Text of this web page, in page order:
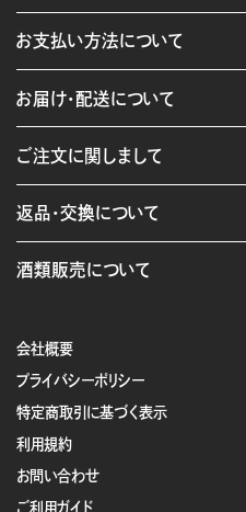
会社概要
プライバシーポリシー
特定商取引に基づく表示
利用規約
お問い合わせ
ご利用ガイド
お支払い方法について
お届け・配送について
ご注文に関しまして
返品・交換について
酒類販売について